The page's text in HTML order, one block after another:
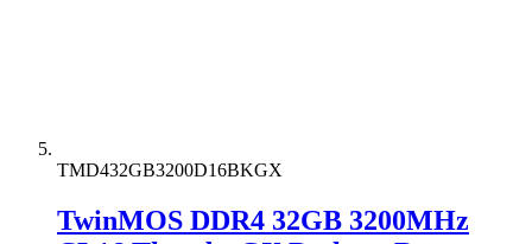
TMD432GB3200D16BKGX
TwinMOS DDR4 32GB 3200MHz